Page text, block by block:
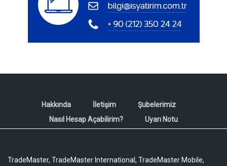
Hakkında İletişim
Şubelerimiz
Nasıl Hesap Açabilirim?
Uyarı Notu
TradeMaster, TradeMaster International, TradeMaster Mobile,